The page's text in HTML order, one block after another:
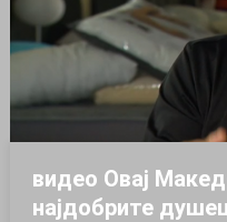
видео Овај
најдобрите